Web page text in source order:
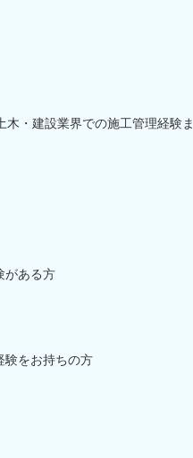
・建設業界での施工管理経験ま
がある方
験をお持ちの方